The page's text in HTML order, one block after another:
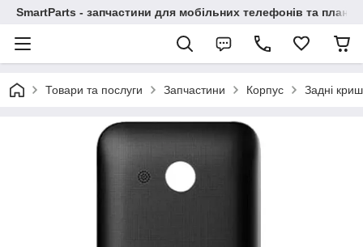
SmartParts - запчастини для мобільних телефонів та
Товари та послуги Запчастини Корпус Задні